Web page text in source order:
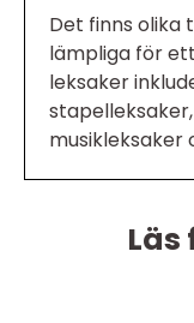
Det finns olika
lämpliga för
leksaker
musikleksaker